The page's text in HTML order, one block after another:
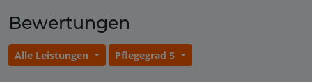
Bewertungen
Alle Leistungen Pflegegrad 5